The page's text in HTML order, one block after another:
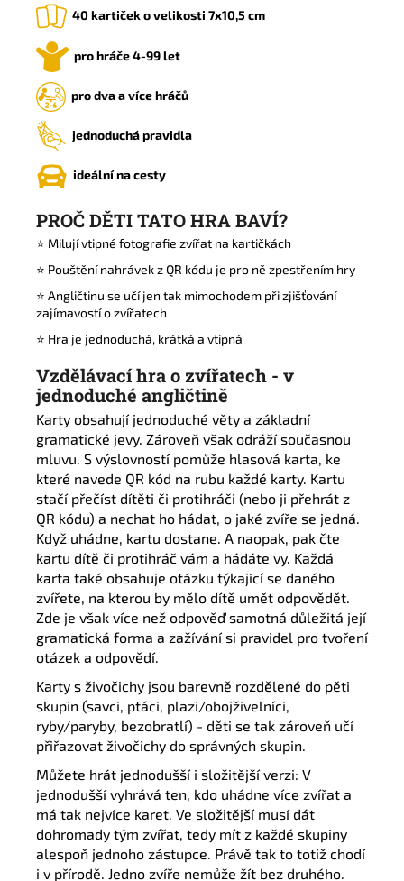
40 kartiček o velikosti 7x10,5 cm
pro hráče 4-99 let
pro dva a více hráčů
jednoduchá pravidla
ideální na cesty
PROČ DĚTI TATO HRA BAVÍ?
⭐️ Milují vtipné fotografie zvířat na kartičkách
⭐️ Pouštění nahrávek z QR kódu je pro ně zpestřením hry
⭐️ Angličtinu se učí jen tak mimochodem při zjišťování
zajímavostí o zvířatech
⭐️ Hra je jednoduchá, krátká a vtipná
Vzdělávací hra o zvířatech - v
jednoduché angličtině
Karty obsahují jednoduché věty a základní
gramatické jevy. Zároveň však odráží současnou
mluvu. S výslovností pomůže hlasová karta, ke
které navede QR kód na rubu každé karty. Kartu
stačí přečíst dítěti či protihráči (nebo ji přehrát z
QR kódu) a nechat ho hádat, o jaké zvíře se jedná.
Když uhádne, kartu dostane. A naopak, pak čte
kartu dítě či protihráč vám a hádáte vy. Každá
karta také obsahuje otázku týkající se daného
zvířete, na kterou by mělo dítě umět odpovědět.
Zde je však více než odpověď samotná důležitá její
gramatická forma a zažívání si pravidel pro tvoření
otázek a odpovědí.
Karty s živočichy jsou barevně rozdělené do pěti
skupin (savci, ptáci, plazi/obojživelníci,
ryby/paryby, bezobratlí) - děti se tak zároveň učí
přiřazovat živočichy do správných skupin.
Můžete hrát jednodušší i složitější verzi: V
jednodušší vyhrává ten, kdo uhádne více zvířat a
má tak nejvíce karet. Ve složitější musí dát
dohromady tým zvířat, tedy mít z každé skupiny
alespoň jednoho zástupce. Právě tak to totiž chodí
i v přírodě. Jedno zvíře nemůže žít bez druhého.